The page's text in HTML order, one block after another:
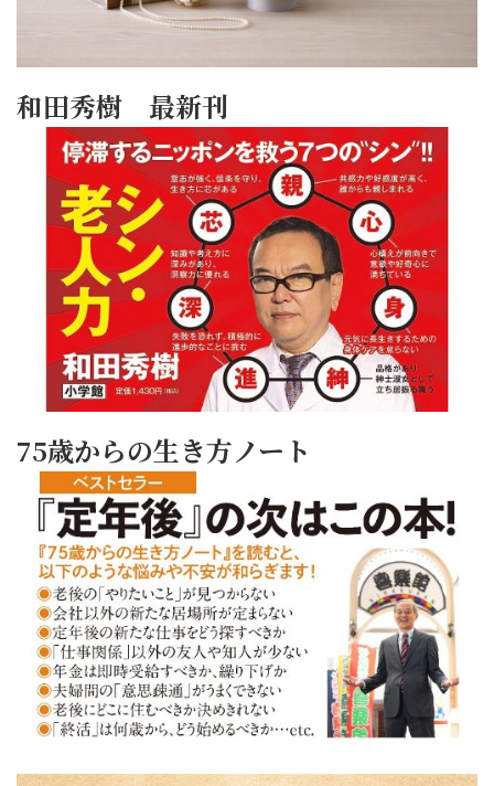
和田秀樹 最新刊
75歳からの生き方ノート